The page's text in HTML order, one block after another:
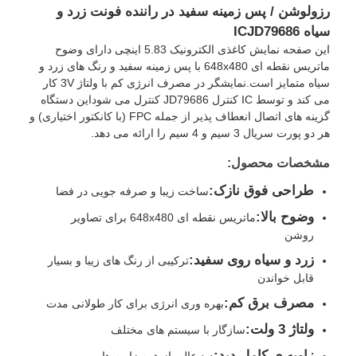
محصولات
ویدیو
رزولوشن / پس زمینه سفید در راننده فونت زرد و
سیاه ICJD79686
این صفحه نمایش کاغذی الکترونیک 5.83 اینچی دارای وضوح
ماتریس نقطه ای 648x480 با پس زمینه سفید و رنگ های زرد و
سیاه متمایز است.نمایشگر در مصرف انرژی کم با ولتاژ 3V کار
می کند و توسط IC کنترل JD79686 کنترل می شوداین دستگاه
گزینه های اتصال انعطاف پذیر از جمله FPC (با کانکتور اختیاری) و
هر دو پورت سریال 3 سیم و 4 سیم را ارائه می دهد.
مشخصات محصول:
طراحی فوق نازک:ساخت زیبا و صرفه جویی در فضا
وضوح بالا:
ماتریس نقطه ای 648x480 برای تصاویر
روشن
زرد و سیاه روی سفید:ترکیبی از رنگ های زیبا و بسیار
قابل خواندن
مصرف برق کم:بهره وری انرژی برای کار طولانی مدت
ولتاژ 3 ولت: سازگار با سیستم های مختلف